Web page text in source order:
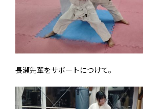
長瀬先輩をサポートにつけて。